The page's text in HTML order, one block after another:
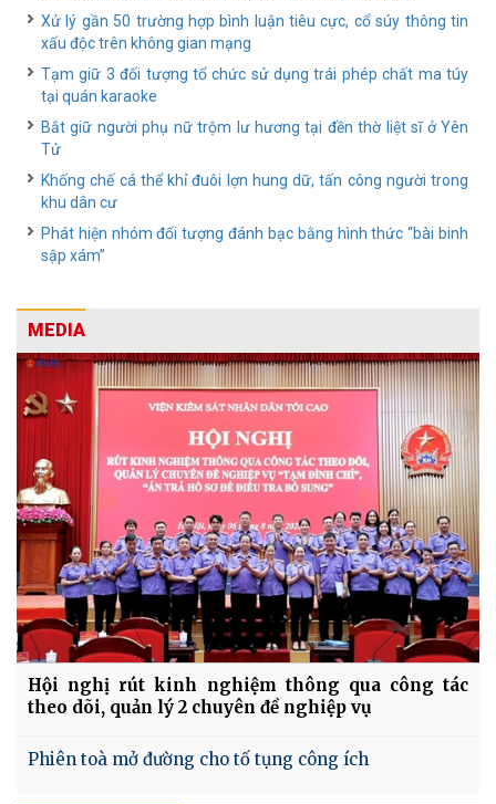
Xử lý gần 50 trường hợp bình luận tiêu cực, cổ súy thông tin
xấu độc trên không gian mạng
Tạm giữ 3 đối tượng tổ chức sử dụng trái phép chất ma túy
tại quán karaoke
Bắt giữ người phụ nữ trộm lư hương tại đền thờ liệt sĩ ở Yên
Tử
Khống chế cá thể khỉ đuôi lợn hung dữ, tấn công người trong
khu dân cư
Phát hiện nhóm đối tượng đánh bạc bằng hình thức “bài binh
sập xám”
MEDIA
Hội nghị rút kinh nghiệm thông qua công tác
theo dõi, quản lý 2 chuyên đề nghiệp vụ
Phiên toà mở đường cho tố tụng công ích